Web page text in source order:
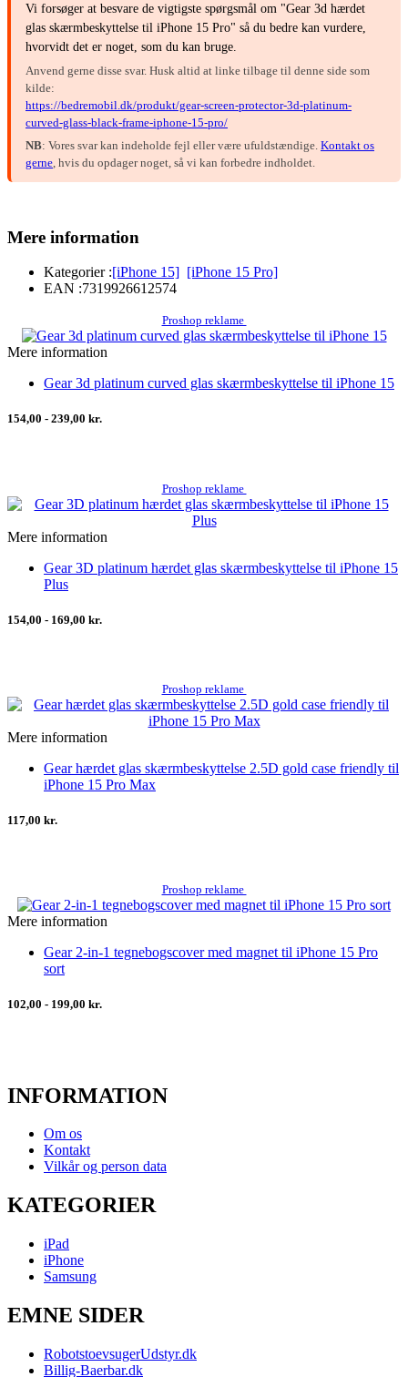
Vi forsøger at besvare de vigtigste spørgsmål om "Gear 3d hærdet
glas skærmbeskyttelse til iPhone 15 Pro" så du bedre kan vurdere,
hvorvidt det er noget, som du kan bruge.
Anvend gerne disse svar. Husk altid at linke tilbage til denne side som
kilde:
https://bedremobil.dk/produkt/gear-screen-protector-3d-platinum-
curved-glass-black-frame-iphone-15-pro/
NB: Vores svar kan indeholde fejl eller være ufuldstændige. Kontakt os
gerne , hvis du opdager noget, så vi kan forbedre indholdet.
Mere information
Kategorier :[iPhone 15] [iPhone 15 Pro]
EAN :7319926612574
Proshop reklame
Mere information
Gear 3d platinum curved glas skærmbeskyttelse til iPhone 15
154,00 - 239,00 kr.
Proshop reklame
Mere information
Gear 3D platinum hærdet glas skærmbeskyttelse til iPhone 15
Plus
154,00 - 169,00 kr.
Proshop reklame
Mere information
Gear hærdet glas skærmbeskyttelse 2.5D gold case friendly til
iPhone 15 Pro Max
117,00 kr.
Proshop reklame
Mere information
Gear 2-in-1 tegnebogscover med magnet til iPhone 15 Pro
sort
102,00 - 199,00 kr.
INFORMATION
Om os
Kontakt
Vilkår og person data
KATEGORIER
iPad
iPhone
Samsung
EMNE SIDER
RobotstoevsugerUdstyr.dk
Billig-Baerbar.dk